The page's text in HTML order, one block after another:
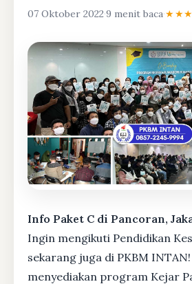
07 Oktober 2022·9 menit baca·
Info Paket C di Pancoran,
Ingin mengikuti Pendidikan
sekarang juga di PKBM
menyediakan program Kejar